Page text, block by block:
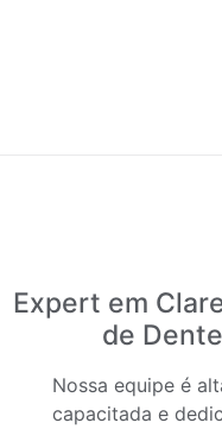
Expert em
de
Nossa equipe é
capacitada e